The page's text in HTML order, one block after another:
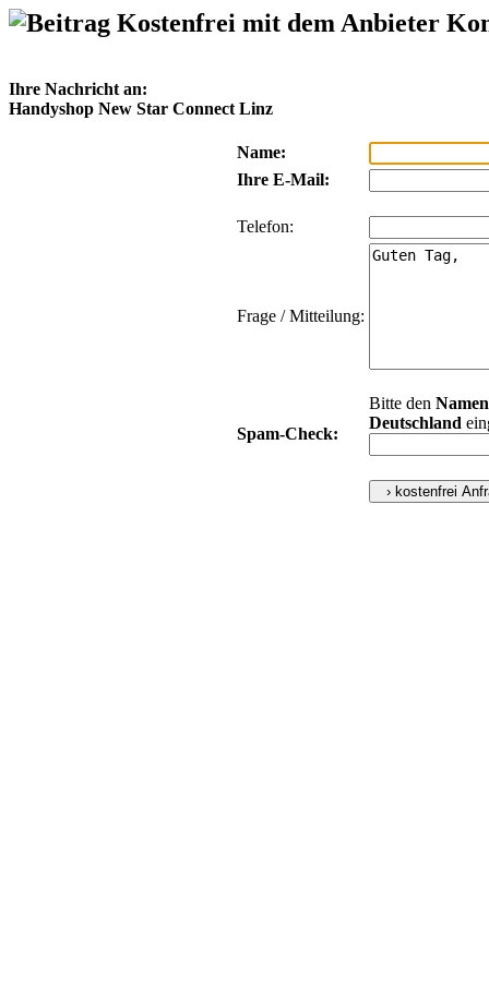
Kostenfrei mit dem Anbieter
Ihre Nachricht an:
Handyshop New Star Connect Linz
Name:
Ihre E-Mail:
Telefon:
Frage / Mitteilung:
Spam-Check:
Bitte den Namen
Deutschland